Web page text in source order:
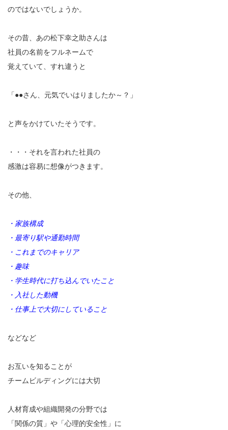
のではないでしょうか。
その昔、あの松下幸之助さんは
社員の名前をフルネームで
覚えていて、すれ違うと
「●●さん、元気でいはりましたか～？」
と声をかけていたそうです。
・・・それを言われた社員の
感激は容易に想像がつきます。
その他、
・家族構成
・最寄り駅や通勤時間
・これまでのキャリア
・趣味
・学生時代に打ち込んでいたこと
・入社した動機
・仕事上で大切にしていること
などなど
お互いを知ることが
チームビルディングには大切
人材育成や組織開発の分野では
「関係の質」や「心理的安全性」に